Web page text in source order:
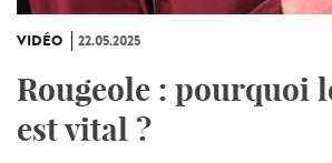
VIDÉO 22.05.2025
Rougeole : pourquoi
est vital ?